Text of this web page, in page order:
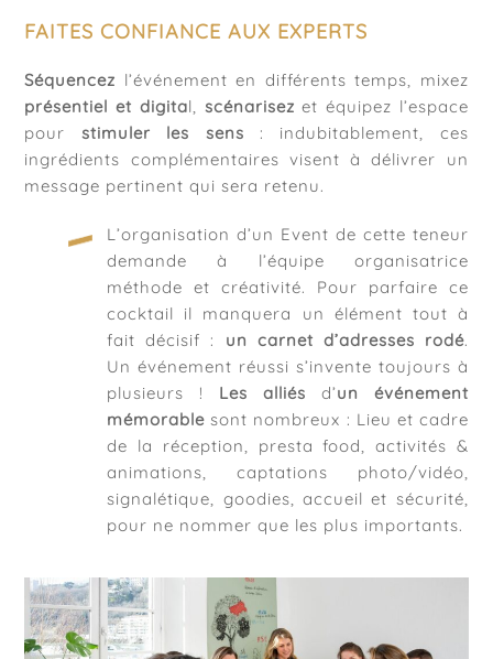
FAITES CONFIANCE AUX EXPERTS
Séquencez l’événement en différents temps, mixez
présentiel et digital, scénarisez et équipez l’espace
pour stimuler les sens : indubitablement, ces
ingrédients complémentaires visent à délivrer un
message pertinent qui sera retenu.
L’organisation d’un Event de cette teneur
demande à l’équipe organisatrice
méthode et créativité. Pour parfaire ce
cocktail il manquera un élément tout à
fait décisif : un carnet d’adresses rodé.
Un événement réussi s’invente toujours à
plusieurs ! Les alliés d’un événement
mémorable sont nombreux : Lieu et cadre
de la réception, presta food, activités &
animations, captations photo/vidéo,
signalétique, goodies, accueil et sécurité,
pour ne nommer que les plus importants.